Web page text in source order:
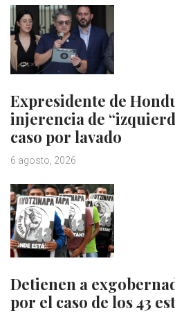
Expresidente de
injerencia de
caso por lavado
6 agosto, 2026
Detienen a
por el caso de los 43